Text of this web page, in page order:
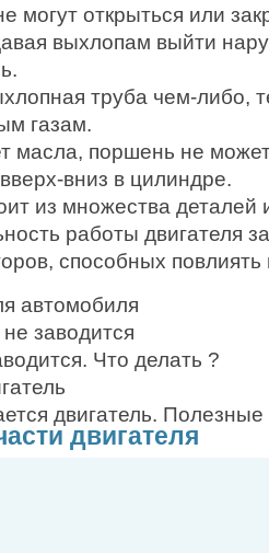
могут открыться или
выхлопам выйти
труба чем-либо,
газам.
масла, поршень не
вниз в цилиндре.
из множества
работы двигателя
способных повлиять
автомобиля
заводится
Что делать ?
двигатель.
двигателя